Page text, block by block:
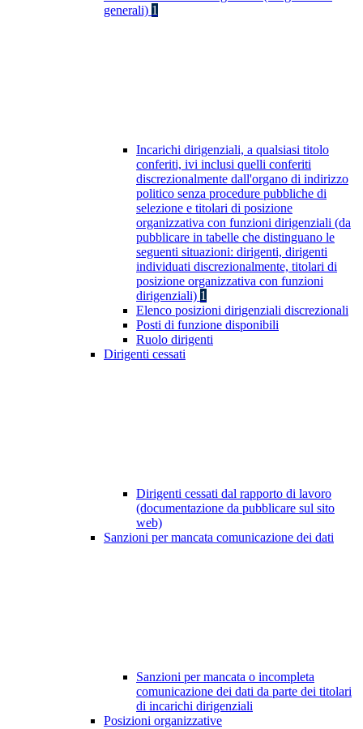
generali) 1
Incarichi dirigenziali, a qualsiasi titolo
conferiti, ivi inclusi quelli conferiti
discrezionalmente dall'organo di indirizzo
politico senza procedure pubbliche di
selezione e titolari di posizione
organizzativa con funzioni dirigenziali (da
pubblicare in tabelle che distinguano le
seguenti situazioni: dirigenti, dirigenti
individuati discrezionalmente, titolari di
posizione organizzativa con funzioni
dirigenziali) 1
Elenco posizioni dirigenziali discrezionali
Posti di funzione disponibili
Ruolo dirigenti
Dirigenti cessati
Dirigenti cessati dal rapporto di lavoro
(documentazione da pubblicare sul sito
web)
Sanzioni per mancata comunicazione dei dati
Sanzioni per mancata o incompleta
comunicazione dei dati da parte dei titolari
di incarichi dirigenziali
Posizioni organizzative